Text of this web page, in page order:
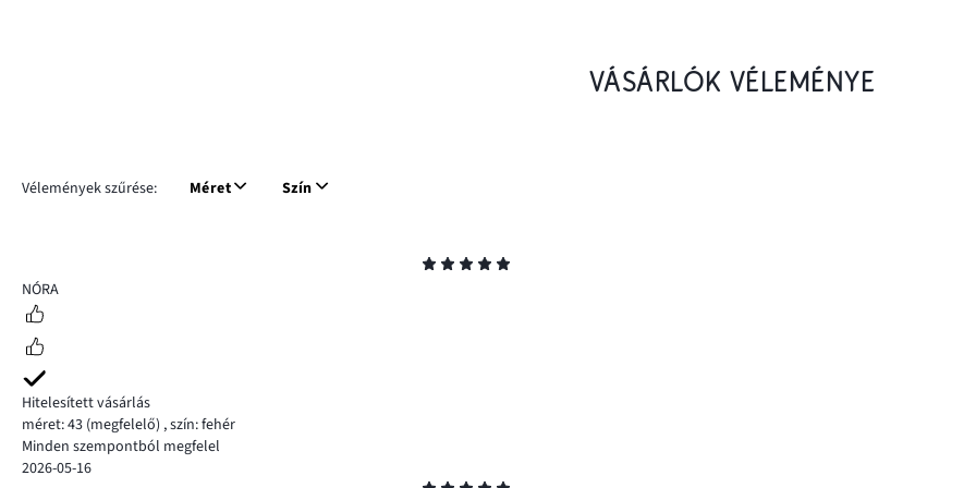
VÁSÁRLÓK VÉLEMÉNYE
Vélemények szűrése: Méret Szín
5
NÓRA
Hitelesített vásárlás
méret: 43 (megfelelő) ,szín: fehér
Minden szempontból megfelel
2026-05-16